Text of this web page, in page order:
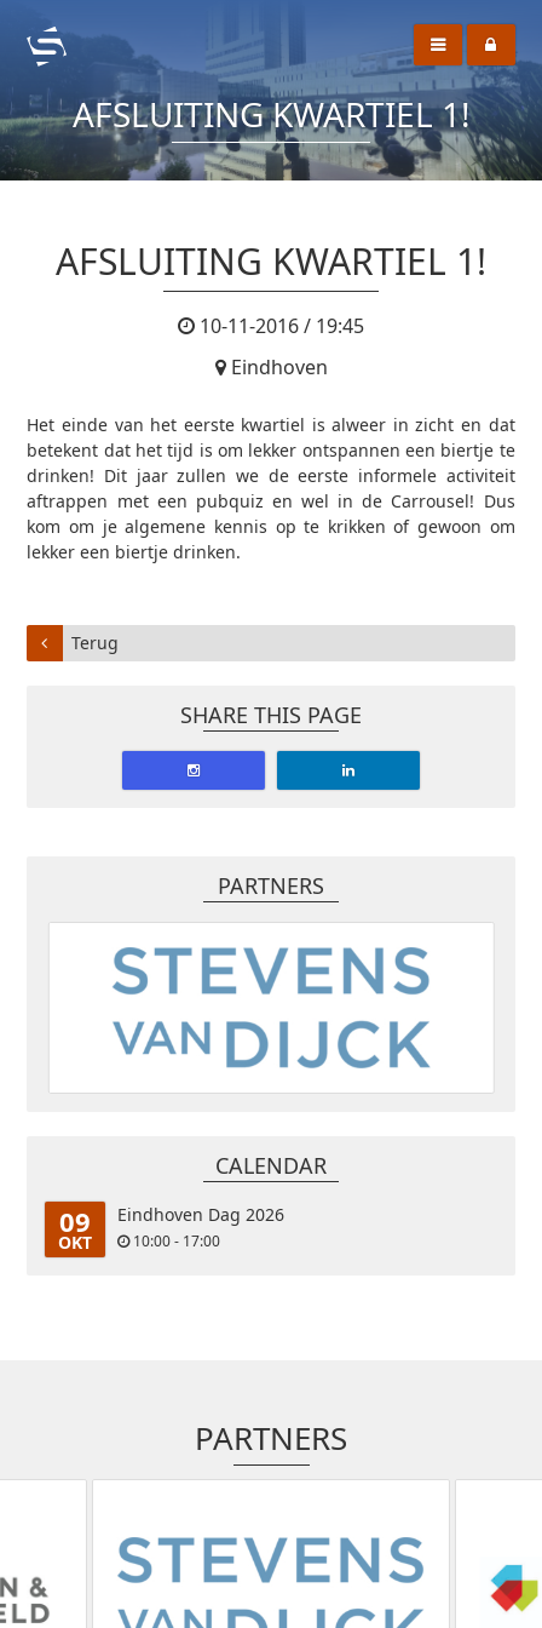
AFSLUITING KWARTIEL 1!
AFSLUITING KWARTIEL 1!
10-11-2016 / 19:45
Eindhoven
Het einde van het eerste kwartiel is alweer in zicht en dat
betekent dat het tijd is om lekker ontspannen een biertje te
drinken! Dit jaar zullen we de eerste informele activiteit
aftrappen met een pubquiz en wel in de Carrousel! Dus
kom om je algemene kennis op te krikken of gewoon om
lekker een biertje drinken.
Terug
SHARE THIS PAGE
PARTNERS
CALENDAR
09
OKT
Eindhoven Dag 2026
10:00 - 17:00
PARTNERS